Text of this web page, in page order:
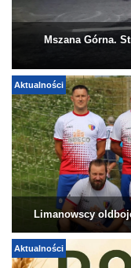
Mszana Górna.
Aktualności
Limanowscy
Aktualności